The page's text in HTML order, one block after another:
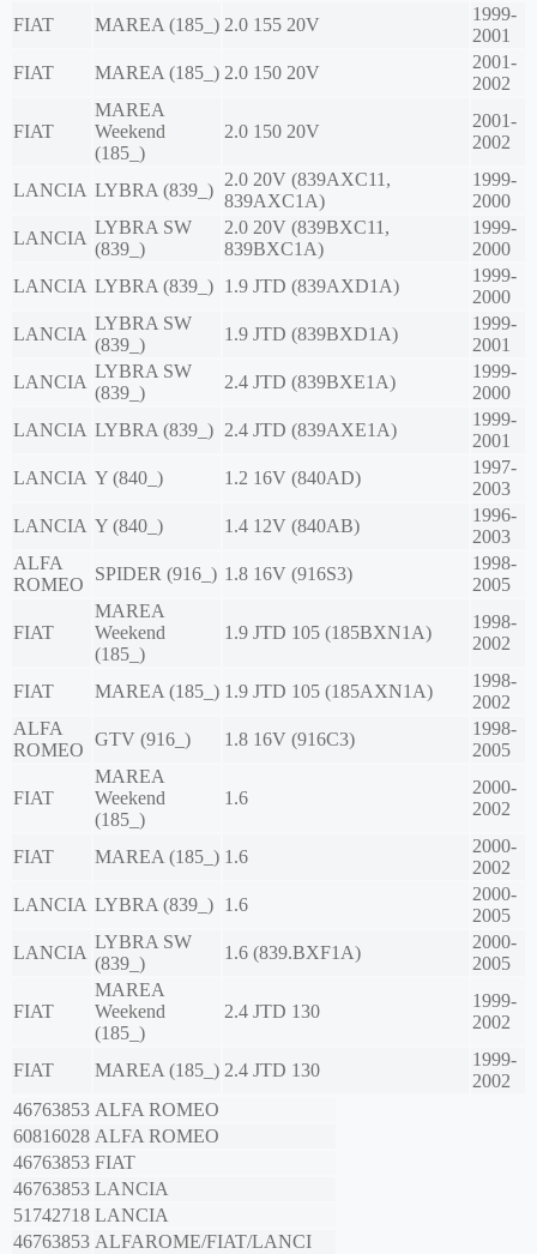
FIAT MAREA (185_) 2.0 155 20V
1999-
2001
FIAT
MAREA (185_) 2.0 150 20V
2001-
2002
FIAT
MAREA
Weekend
(185_)
2.0 150 20V
2001-
2002
LANCIA LYBRA (839_)
2.0 20V (839AXC11,
839AXC1A)
1999-
2000
LANCIA
LYBRA SW
(839_)
2.0 20V (839BXC11,
839BXC1A)
1999-
2000
LANCIA LYBRA (839_) 1.9 JTD (839AXD1A)
1999-
2000
LANCIA
LYBRA SW
(839_)
1.9 JTD (839BXD1A)
1999-
2001
LANCIA
LYBRA SW
(839_)
2.4 JTD (839BXE1A)
1999-
2000
LANCIA LYBRA (839_) 2.4 JTD (839AXE1A)
1999-
2001
LANCIA Y (840_) 1.2 16V (840AD)
1997-
2003
LANCIA Y (840_) 1.4 12V (840AB)
1996-
2003
ALFA
ROMEO
SPIDER (916_) 1.8 16V (916S3)
1998-
2005
FIAT
MAREA
Weekend
(185_)
1.9 JTD 105 (185BXN1A)
1998-
2002
FIAT MAREA (185_) 1.9 JTD 105 (185AXN1A)
1998-
2002
ALFA
ROMEO
GTV (916_) 1.8 16V (916C3)
1998-
2005
FIAT
MAREA
Weekend
(185_)
1.6
2000-
2002
FIAT MAREA (185_) 1.6
2000-
2002
LANCIA LYBRA (839_) 1.6
2000-
2005
LANCIA
LYBRA SW
(839_)
1.6 (839.BXF1A)
2000-
2005
FIAT
MAREA
Weekend
(185_)
2.4 JTD 130
1999-
2002
FIAT MAREA (185_) 2.4 JTD 130
1999-
2002
46763853 ALFA ROMEO
60816028 ALFA ROMEO
46763853 FIAT
46763853 LANCIA
51742718 LANCIA
46763853 ALFAROME/FIAT/LANCI